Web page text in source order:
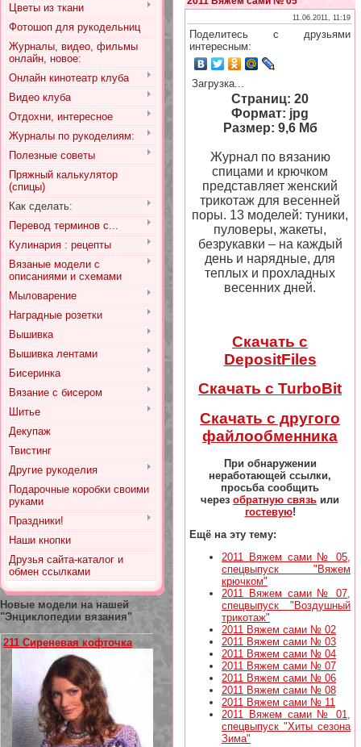
Цветы из ткани
Фотошоп для рукодельниц
Журналы, видео, фильмы
онлайн, новое:
Онлайн кинотеатр клуба
Видео клуба
Отдохни, интересное
Журналы по рукоделиям:
Полезные советы
Пряжный калькулятор
(спицы)
Как сделать:
Перевод терминов с...
Кулинария : рецепты
Вязаные модели с
описаниями и схемами
Мыловарение
Наградные розетки
Вышивка
Вышивка лентами
Бисеринка
Вязание с бисером
Шитье
Декупаж
Твистинг
Другие рукоделия
Подарочные коробки своими
руками
Праздники!
Наши кнопки
Друзья сайта-каталог и
обмен ссылками
Новые модели на нашей
"Энциклопедии вязания"
211 Сиреневая кофточка
11.06.2011, 11:19
Поделитесь с друзьями
интересным:
Загрузка...
Страниц: 20
Формат: jpg
Размер: 9,6 Мб
Журнал по вязанию
спицами и крючком
представляет женский
трикотаж для весенней
поры. 13 моделей: туники,
пуловеры, жакеты,
безрукавки – на каждый
день и нарядные, для
теплых и прохладных
весенних дней.
Скачать с
DepositFiles
Скачать с TurboBit
Скачать с другого
файлообменника
При обнаружении
неработающей ссылки,
просьба сообщить
через обратную связь или
гостевую!
Ещё на эту тему:
2011 Вяжем сами № 05,
спецвыпуск "Вяжем
крючком"
2011 Вяжем сами № 07,
спецвыпуск "Воздушный
трикотаж"
2011 Вяжем сами № 02
2011 Вяжем сами № 03
2011 Вяжем сами № 04
2011 Вяжем сами № 07
2011 Вяжем сами № 06
2011 Вяжем сами № 08
2011 Вяжем сами № 11
2011 Вяжем сами № 01,
спецвыпуск "Хиты сезона
Зима"